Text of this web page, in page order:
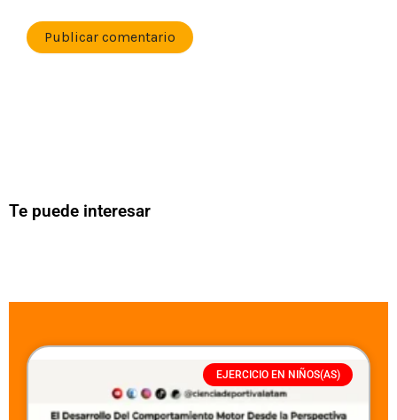
Te puede interesar
EJERCICIO EN NIÑOS(AS)